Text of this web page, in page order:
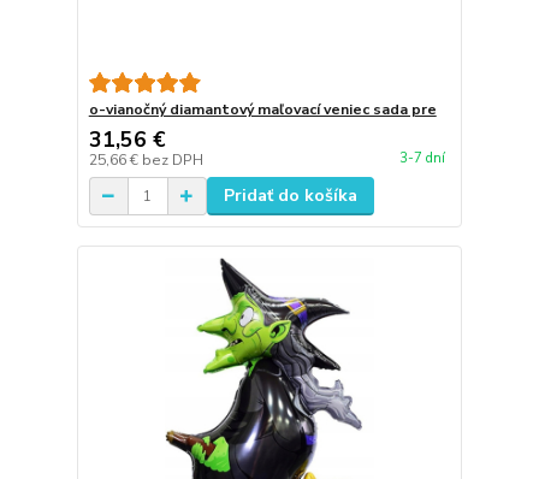
o-vianočný diamantový maľovací veniec sada pre
31,56 €
25,66 € bez DPH 3-7 dní
Pridať do košíka